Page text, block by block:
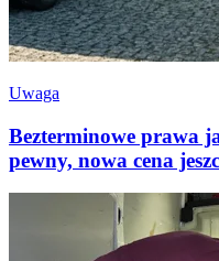
Uwaga
Bezterminowe prawa
pewny, nowa cena